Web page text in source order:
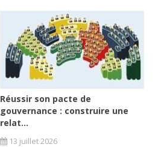
Réussir son pacte de
gouvernance : construire une
relat...
13 juillet 2026